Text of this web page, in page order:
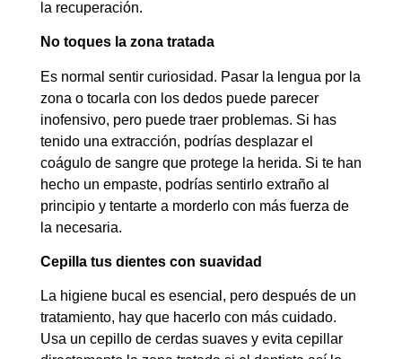
la recuperación.
No toques la zona tratada
Es normal sentir curiosidad. Pasar la lengua por la
zona o tocarla con los dedos puede parecer
inofensivo, pero puede traer problemas. Si has
tenido una extracción, podrías desplazar el
coágulo de sangre que protege la herida. Si te han
hecho un empaste, podrías sentirlo extraño al
principio y tentarte a morderlo con más fuerza de
la necesaria.
Cepilla tus dientes con suavidad
La higiene bucal es esencial, pero después de un
tratamiento, hay que hacerlo con más cuidado.
Usa un cepillo de cerdas suaves y evita cepillar